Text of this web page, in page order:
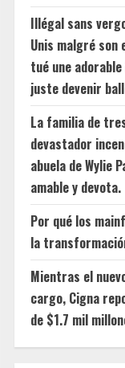
Illégal sans
Unis malgré son
tué une
juste devenir
La familia de
devastador
abuela de Wylie
amable y devota.
Por qué los
la
Mientras el
cargo, Cigna
de $1.7 mil